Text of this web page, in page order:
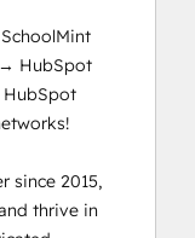
HubSpot
since 2015,
thrive in